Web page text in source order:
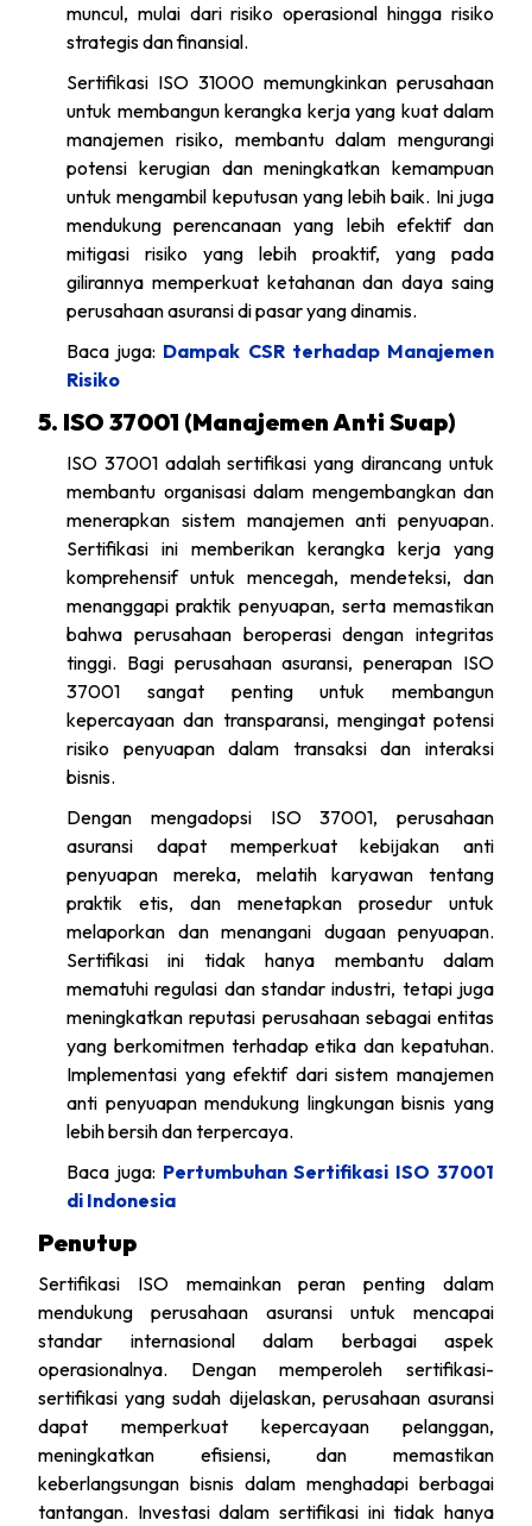
muncul, mulai dari risiko operasional hingga risiko
strategis dan finansial.
Sertifikasi ISO 31000 memungkinkan perusahaan
untuk membangun kerangka kerja yang kuat dalam
manajemen risiko, membantu dalam mengurangi
potensi kerugian dan meningkatkan kemampuan
untuk mengambil keputusan yang lebih baik. Ini juga
mendukung perencanaan yang lebih efektif dan
mitigasi risiko yang lebih proaktif, yang pada
gilirannya memperkuat ketahanan dan daya saing
perusahaan asuransi di pasar yang dinamis.
Baca juga: Dampak CSR terhadap Manajemen
Risiko
5. ISO 37001 (Manajemen Anti Suap)
ISO 37001 adalah sertifikasi yang dirancang untuk
membantu organisasi dalam mengembangkan dan
menerapkan sistem manajemen anti penyuapan.
Sertifikasi ini memberikan kerangka kerja yang
komprehensif untuk mencegah, mendeteksi, dan
menanggapi praktik penyuapan, serta memastikan
bahwa perusahaan beroperasi dengan integritas
tinggi. Bagi perusahaan asuransi, penerapan ISO
37001 sangat penting untuk membangun
kepercayaan dan transparansi, mengingat potensi
risiko penyuapan dalam transaksi dan interaksi
bisnis.
Dengan mengadopsi ISO 37001, perusahaan
asuransi dapat memperkuat kebijakan anti
penyuapan mereka, melatih karyawan tentang
praktik etis, dan menetapkan prosedur untuk
melaporkan dan menangani dugaan penyuapan.
Sertifikasi ini tidak hanya membantu dalam
mematuhi regulasi dan standar industri, tetapi juga
meningkatkan reputasi perusahaan sebagai entitas
yang berkomitmen terhadap etika dan kepatuhan.
Implementasi yang efektif dari sistem manajemen
anti penyuapan mendukung lingkungan bisnis yang
lebih bersih dan terpercaya.
Baca juga: Pertumbuhan Sertifikasi ISO 37001
di Indonesia
Penutup
Sertifikasi ISO memainkan peran penting dalam
mendukung perusahaan asuransi untuk mencapai
standar internasional dalam berbagai aspek
operasionalnya. Dengan memperoleh sertifikasi-
sertifikasi yang sudah dijelaskan, perusahaan asuransi
dapat memperkuat kepercayaan pelanggan,
meningkatkan efisiensi, dan memastikan
keberlangsungan bisnis dalam menghadapi berbagai
tantangan. Investasi dalam sertifikasi ini tidak hanya